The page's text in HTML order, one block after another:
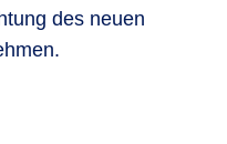
des neuen